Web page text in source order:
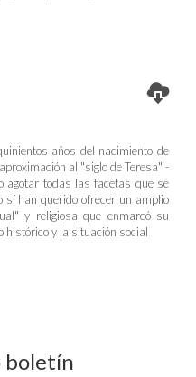
años del nacimiento de
al "siglo de Teresa" -
agotar todas las facetas que se
han querido ofrecer un amplio
y religiosa que enmarcó su
histórico y la situación social
boletín